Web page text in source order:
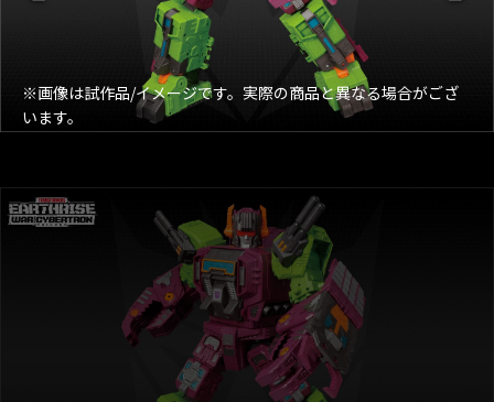
※画像は試作品/イメージです。実際の商品と異なる場合がござ
います。